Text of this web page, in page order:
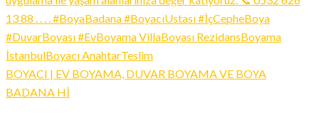
BOYACI | EV BOYAMA, DUVAR BOYAMA VE BOYA
BADANA Hİ